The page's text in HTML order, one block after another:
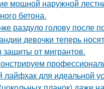
мощной наружной
бетона.
раздуло голову после
девочки теперь
от мигрантов.
лайфхак для идеальной